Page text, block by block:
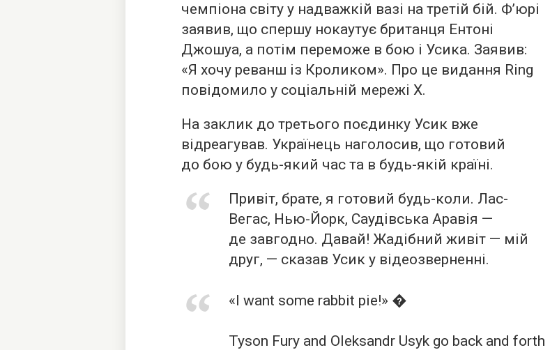
чемпіона світу у надважкій вазі на третій бій. Ф’юрі
заявив, що спершу нокаутує британця Ентоні
Джошуа, а потім переможе в бою і Усика. Заявив:
«Я хочу реванш із Кроликом». Про це видання Ring
повідомило у соціальній мережі Х.
На заклик до третього поєдинку Усик вже
відреагував. Українець наголосив, що готовий
до бою у будь-який час та в будь-якій країні.
Привіт, брате, я готовий будь-коли. Лас-
Вегас, Нью-Йорк, Саудівська Аравія —
де завгодно. Давай! Жадібний живіт — мій
друг, — сказав Усик у відеозверненні.
«I want some rabbit pie!» �
Tyson Fury and Oleksandr Usyk go back and forth